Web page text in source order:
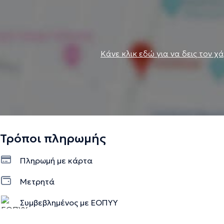
Κάνε κλικ εδώ για να δεις τον
Τρόποι πληρωμής
Πληρωμή με κάρτα
Μετρητά
Συμβεβλημένος με ΕΟΠΥΥ